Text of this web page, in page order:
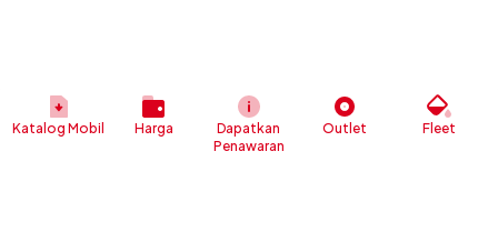
Katalog Mobil Harga
Dapatkan
Penawaran
Outlet Fleet